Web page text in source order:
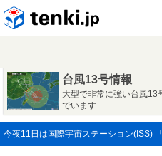
台風13号情報
大型で非常に強い台風13
でいます
今夜11日は国際宇宙ステーション(ISS)